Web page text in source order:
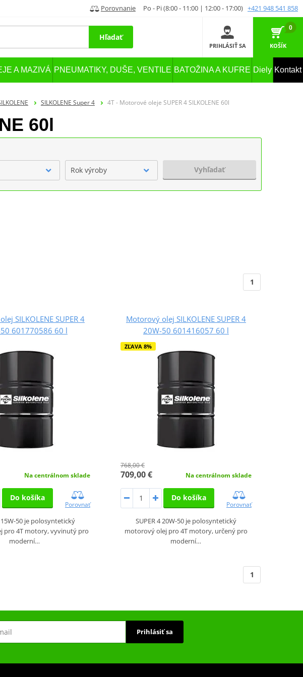
Porovnanie Po - Pi (8:00 - 11:00 | 12:00 - 17:00) +421 948 541 858
Hľadať
PRIHLÁSIŤ SA
0
KOŠÍK
A MAZIVÁ PNEUMATIKY, DUŠE, VENTILE BATOŽINA A KUFRE Diely Kontakt
SILKOLENE Super 4 4T - Motorové oleje SUPER 4 SILKOLENE 60l
60l
Rok výroby Vyhľadať
1
SILKOLENE SUPER 4
601770586 60 l
Na centrálnom sklade
Do košíka
Porovnať
15W-50 je polosyntetický
pro 4T motory, vyvinutý pro
moderní…
Motorový olej SILKOLENE SUPER 4
20W-50 601416057 60 l
ZĽAVA 8%
768,00 €
709,00 € Na centrálnom sklade
Do košíka
Porovnať
SUPER 4 20W-50 je polosyntetický
motorový olej pro 4T motory, určený pro
moderní…
1
Prihlásiť sa